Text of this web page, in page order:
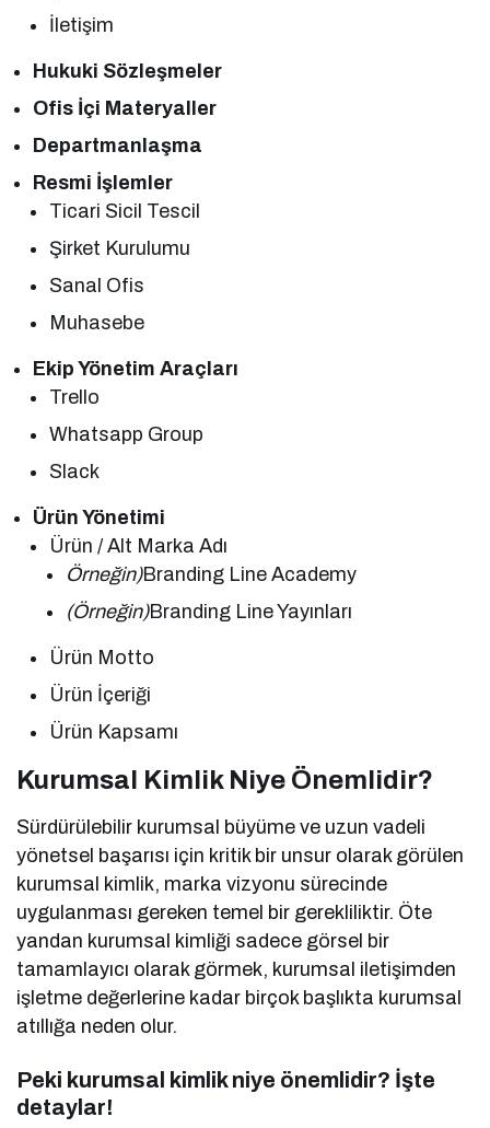
İletişim
Hukuki Sözleşmeler
Ofis İçi Materyaller
Departmanlaşma
Resmi İşlemler
Ticari Sicil Tescil
Şirket Kurulumu
Sanal Ofis
Muhasebe
Ekip Yönetim Araçları
Trello
Whatsapp Group
Slack
Ürün Yönetimi
Ürün / Alt Marka Adı
Örneğin)Branding Line Academy
(Örneğin)Branding Line Yayınları
Ürün Motto
Ürün İçeriği
Ürün Kapsamı
Kurumsal Kimlik Niye Önemlidir?
Sürdürülebilir kurumsal büyüme ve uzun vadeli
yönetsel başarısı için kritik bir unsur olarak görülen
kurumsal kimlik, marka vizyonu sürecinde
uygulanması gereken temel bir gerekliliktir. Öte
yandan kurumsal kimliği sadece görsel bir
tamamlayıcı olarak görmek, kurumsal iletişimden
işletme değerlerine kadar birçok başlıkta kurumsal
atıllığa neden olur.
Peki kurumsal kimlik niye önemlidir? İşte
detaylar!